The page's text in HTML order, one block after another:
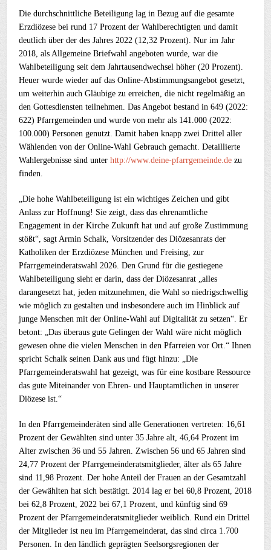
Die durchschnittliche Beteiligung lag in Bezug auf die gesamte
Erzdiözese bei rund 17 Prozent der Wahlberechtigten und damit
deutlich über der des Jahres 2022 (12,32 Prozent). Nur im Jahr
2018, als Allgemeine Briefwahl angeboten wurde, war die
Wahlbeteiligung seit dem Jahrtausendwechsel höher (20 Prozent).
Heuer wurde wieder auf das Online-Abstimmungsangebot gesetzt,
um weiterhin auch Gläubige zu erreichen, die nicht regelmäßig an
den Gottesdiensten teilnehmen. Das Angebot bestand in 649 (2022:
622) Pfarrgemeinden und wurde von mehr als 141.000 (2022:
100.000) Personen genutzt. Damit haben knapp zwei Drittel aller
Wählenden von der Online-Wahl Gebrauch gemacht. Detaillierte
Wahlergebnisse sind unterhttp://www.deine-pfarrgemeinde.de zu
finden.
„Die hohe Wahlbeteiligung ist ein wichtiges Zeichen und gibt
Anlass zur Hoffnung! Sie zeigt, dass das ehrenamtliche
Engagement in der Kirche Zukunft hat und auf große Zustimmung
stößt“, sagt Armin Schalk, Vorsitzender des Diözesanrats der
Katholiken der Erzdiözese München und Freising, zur
Pfarrgemeinderatswahl 2026. Den Grund für die gestiegene
Wahlbeteiligung sieht er darin, dass der Diözesanrat „alles
darangesetzt hat, jeden mitzunehmen, die Wahl so niedrigschwellig
wie möglich zu gestalten und insbesondere auch im Hinblick auf
junge Menschen mit der Online-Wahl auf Digitalität zu setzen“. Er
betont: „Das überaus gute Gelingen der Wahl wäre nicht möglich
gewesen ohne die vielen Menschen in den Pfarreien vor Ort.“ Ihnen
spricht Schalk seinen Dank aus und fügt hinzu: „Die
Pfarrgemeinderatswahl hat gezeigt, was für eine kostbare Ressource
das gute Miteinander von Ehren- und Hauptamtlichen in unserer
Diözese ist.“
In den Pfarrgemeinderäten sind alle Generationen vertreten: 16,61
Prozent der Gewählten sind unter 35 Jahre alt, 46,64 Prozent im
Alter zwischen 36 und 55 Jahren. Zwischen 56 und 65 Jahren sind
24,77 Prozent der Pfarrgemeinderatsmitglieder, älter als 65 Jahre
sind 11,98 Prozent. Der hohe Anteil der Frauen an der Gesamtzahl
der Gewählten hat sich bestätigt. 2014 lag er bei 60,8 Prozent, 2018
bei 62,8 Prozent, 2022 bei 67,1 Prozent, und künftig sind 69
Prozent der Pfarrgemeinderatsmitglieder weiblich. Rund ein Drittel
der Mitglieder ist neu im Pfarrgemeinderat, das sind circa 1.700
Personen. In den ländlich geprägten Seelsorgsregionen der